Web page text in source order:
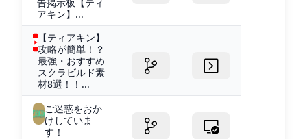
アキン】...
【ティアキン】
攻略が簡単！？
最強・おすすめ
スクラビルド素
材8選！！...
ご迷惑をおか
けしていま
す！